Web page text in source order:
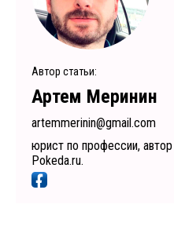
Автор статьи:
Артем Меринин
artemmerinin@gmail.com
юрист по профессии,
Pokeda.ru.